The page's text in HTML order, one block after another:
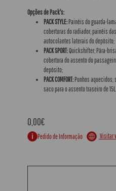
Opções de Pack's:
PACK STYLE: Painéis do guarda-
coberturas do radiador; painéis
autocolantes laterais do depósito;
PACK SPORT:Quickshifter; Pára-
cobertura do assento do
depósito;
PACK COMFORT: Punhos aquecidos;
saco para o assento traseiro de 15L.
0,00€
Pedido de Informação Visitar